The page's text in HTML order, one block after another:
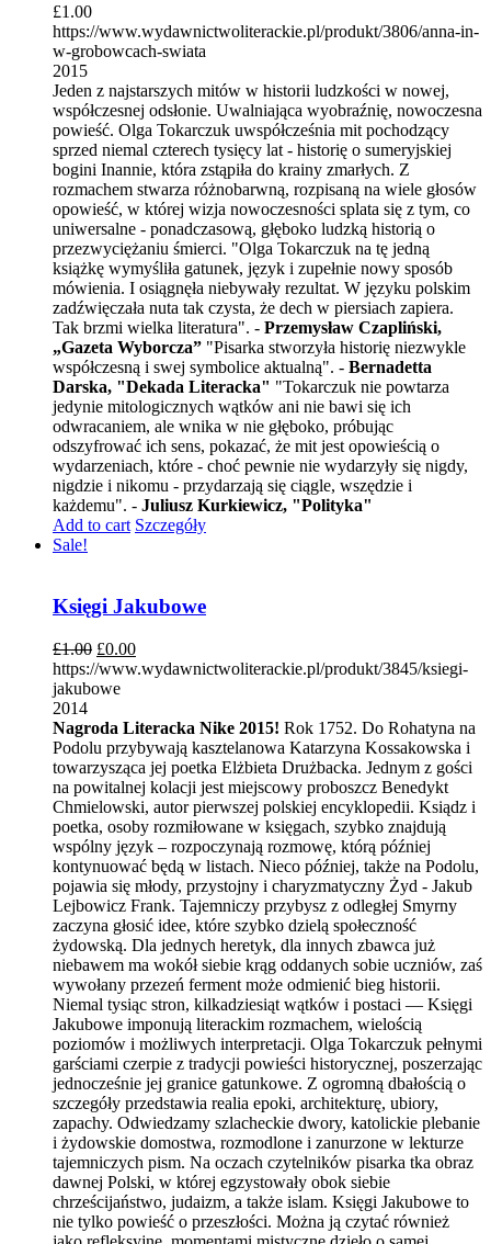
£1.00
https://www.wydawnictwoliterackie.pl/produkt/3806/anna-in-
w-grobowcach-swiata
2015
Jeden z najstarszych mitów w historii ludzkości w nowej,
współczesnej odsłonie. Uwalniająca wyobraźnię, nowoczesna
powieść. Olga Tokarczuk uwspółcześnia mit pochodzący
sprzed niemal czterech tysięcy lat - historię o sumeryjskiej
bogini Inannie, która zstąpiła do krainy zmarłych. Z
rozmachem stwarza różnobarwną, rozpisaną na wiele głosów
opowieść, w której wizja nowoczesności splata się z tym, co
uniwersalne - ponadczasową, głęboko ludzką historią o
przezwyciężaniu śmierci. "Olga Tokarczuk na tę jedną
książkę wymyśliła gatunek, język i zupełnie nowy sposób
mówienia. I osiągnęła niebywały rezultat. W języku polskim
zadźwięczała nuta tak czysta, że dech w piersiach zapiera.
Tak brzmi wielka literatura". - Przemysław Czapliński,
„Gazeta Wyborcza” "Pisarka stworzyła historię niezwykle
współczesną i swej symbolice aktualną". - Bernadetta
Darska, "Dekada Literacka" "Tokarczuk nie powtarza
jedynie mitologicznych wątków ani nie bawi się ich
odwracaniem, ale wnika w nie głęboko, próbując
odszyfrować ich sens, pokazać, że mit jest opowieścią o
wydarzeniach, które - choć pewnie nie wydarzyły się nigdy,
nigdzie i nikomu - przydarzają się ciągle, wszędzie i
każdemu". - Juliusz Kurkiewicz, "Polityka"
Add to cart Szczegóły
Sale!
Księgi Jakubowe
£1.00 £0.00
https://www.wydawnictwoliterackie.pl/produkt/3845/ksiegi-
jakubowe
2014
Nagroda Literacka Nike 2015! Rok 1752. Do Rohatyna na
Podolu przybywają kasztelanowa Katarzyna Kossakowska i
towarzysząca jej poetka Elżbieta Drużbacka. Jednym z gości
na powitalnej kolacji jest miejscowy proboszcz Benedykt
Chmielowski, autor pierwszej polskiej encyklopedii. Ksiądz i
poetka, osoby rozmiłowane w księgach, szybko znajdują
wspólny język – rozpoczynają rozmowę, którą później
kontynuować będą w listach. Nieco później, także na Podolu,
pojawia się młody, przystojny i charyzmatyczny Żyd - Jakub
Lejbowicz Frank. Tajemniczy przybysz z odległej Smyrny
zaczyna głosić idee, które szybko dzielą społeczność
żydowską. Dla jednych heretyk, dla innych zbawca już
niebawem ma wokół siebie krąg oddanych sobie uczniów, zaś
wywołany przezeń ferment może odmienić bieg historii.
Niemal tysiąc stron, kilkadziesiąt wątków i postaci — Księgi
Jakubowe imponują literackim rozmachem, wielością
poziomów i możliwych interpretacji. Olga Tokarczuk pełnymi
garściami czerpie z tradycji powieści historycznej, poszerzając
jednocześnie jej granice gatunkowe. Z ogromną dbałością o
szczegóły przedstawia realia epoki, architekturę, ubiory,
zapachy. Odwiedzamy szlacheckie dwory, katolickie plebanie
i żydowskie domostwa, rozmodlone i zanurzone w lekturze
tajemniczych pism. Na oczach czytelników pisarka tka obraz
dawnej Polski, w której egzystowały obok siebie
chrześcijaństwo, judaizm, a także islam. Księgi Jakubowe to
nie tylko powieść o przeszłości. Można ją czytać również